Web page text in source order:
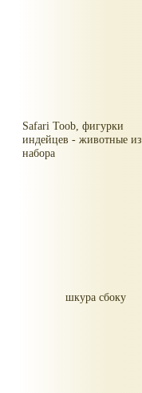
Safari Toob, фигурки
индейцев - животные из
набора
шкура сбоку